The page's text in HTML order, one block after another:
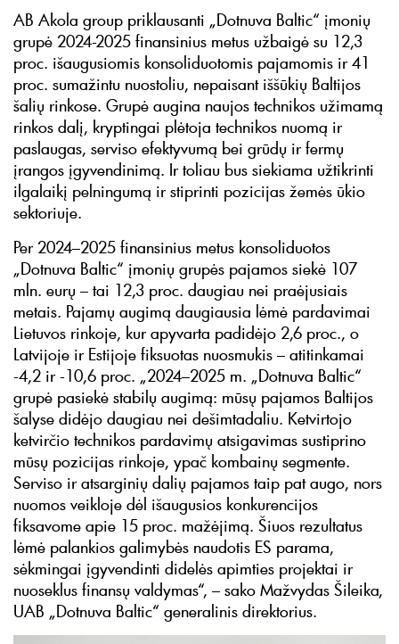
AB Akola group priklausanti „Dotnuva Baltic“ įmonių
grupė 2024-2025 finansinius metus užbaigė su 12,3
proc. išaugusiomis konsoliduotomis pajamomis ir 41
proc. sumažintu nuostoliu, nepaisant iššūkių Baltijos
šalių rinkose. Grupė augina naujos technikos užimamą
rinkos dalį, kryptingai plėtoja technikos nuomą ir
paslaugas, serviso efektyvumą bei grūdų ir fermų
įrangos įgyvendinimą. Ir toliau bus siekiama užtikrinti
ilgalaikį pelningumą ir stiprinti pozicijas žemės ūkio
sektoriuje.
Per 2024–2025 finansinius metus konsoliduotos
„Dotnuva Baltic“ įmonių grupės pajamos siekė 107
mln. eurų – tai 12,3 proc. daugiau nei praėjusiais
metais. Pajamų augimą daugiausia lėmė pardavimai
Lietuvos rinkoje, kur apyvarta padidėjo 2,6 proc., o
Latvijoje ir Estijoje fiksuotas nuosmukis – atitinkamai
-4,2 ir -10,6 proc. „2024–2025 m. „Dotnuva Baltic“
grupė pasiekė stabilų augimą: mūsų pajamos Baltijos
šalyse didėjo daugiau nei dešimtadaliu. Ketvirtojo
ketvirčio technikos pardavimų atsigavimas sustiprino
mūsų pozicijas rinkoje, ypač kombainų segmente.
Serviso ir atsarginių dalių pajamos taip pat augo, nors
nuomos veikloje dėl išaugusios konkurencijos
fiksavome apie 15 proc. mažėjimą. Šiuos rezultatus
lėmė palankios galimybės naudotis ES parama,
sėkmingai įgyvendinti didelės apimties projektai ir
nuoseklus finansų valdymas“, – sako Mažvydas Šileika,
UAB „Dotnuva Baltic“ generalinis direktorius.